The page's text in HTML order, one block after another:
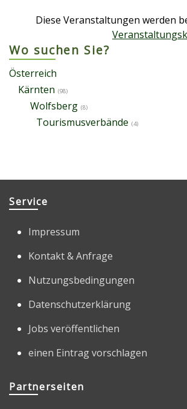
Diese Veranstaltungen werden
Wo suchen Sie?
Österreich
Kärnten (98)
Wolfsberg (8)
Tourismusverbände (4)
Service
Impressum
Kontakt & Anfrage
Nutzungsbedingungen
Datenschutzerklärung
Jobs veröffentlichen
einen Eintrag vorschlagen
Partnerseiten